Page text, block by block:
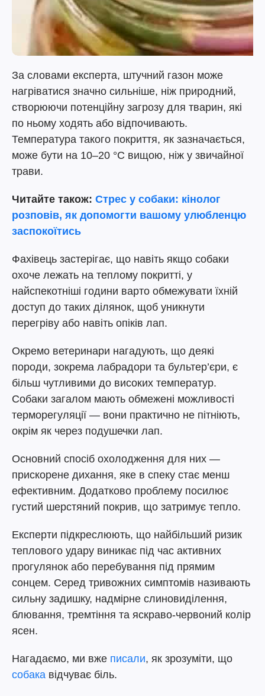
За словами експерта, штучний газон може
нагріватися значно сильніше, ніж природний,
створюючи потенційну загрозу для тварин, які
по ньому ходять або відпочивають.
Температура такого покриття, як зазначається,
може бути на 10–20 °C вищою, ніж у звичайної
трави.
Читайте також: Стрес у собаки: кінолог
розповів, як допомогти вашому улюбленцю
заспокоїтись
Фахівець застерігає, що навіть якщо собаки
охоче лежать на теплому покритті, у
найспекотніші години варто обмежувати їхній
доступ до таких ділянок, щоб уникнути
перегріву або навіть опіків лап.
Окремо ветеринари нагадують, що деякі
породи, зокрема лабрадори та бультер’єри, є
більш чутливими до високих температур.
Собаки загалом мають обмежені можливості
терморегуляції — вони практично не пітніють,
окрім як через подушечки лап.
Основний спосіб охолодження для них —
прискорене дихання, яке в спеку стає менш
ефективним. Додатково проблему посилює
густий шерстяний покрив, що затримує тепло.
Експерти підкреслюють, що найбільший ризик
теплового удару виникає під час активних
прогулянок або перебування під прямим
сонцем. Серед тривожних симптомів називають
сильну задишку, надмірне слиновиділення,
блювання, тремтіння та яскраво-червоний колір
ясен.
Нагадаємо, ми вже писали, як зрозуміти, що
собака відчуває біль.